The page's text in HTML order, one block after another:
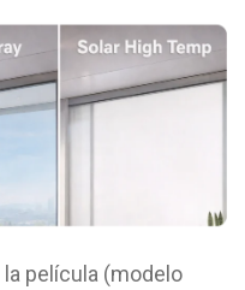
película (modelo